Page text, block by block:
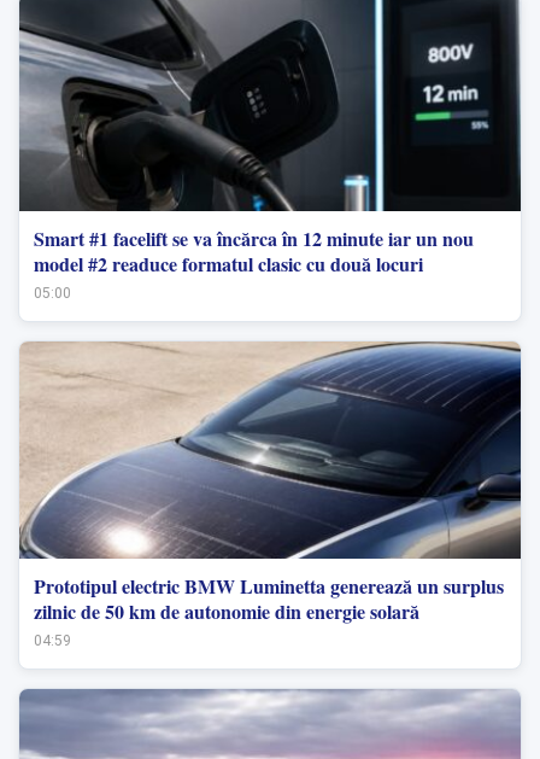
Smart #1 facelift se va încărca în 12 minute iar un nou
model #2 readuce formatul clasic cu două locuri
05:00
Prototipul electric BMW Luminetta generează un surplus
zilnic de 50 km de autonomie din energie solară
04:59